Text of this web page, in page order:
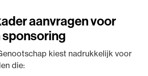
aanvragen voor
kiest nadrukkelijk voor
die: